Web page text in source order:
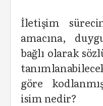
İletişim
amacına,
bağlı olarak
göre
isim nedir?